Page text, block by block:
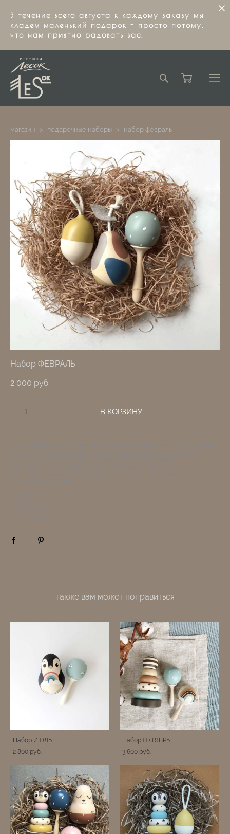
В течение всего августа к каждому заказу мы
кладем маленький подарок - просто потому,
что нам приятно радовать вас.
магазин > подарочные наборы > набор февраль
Набор ФЕВРАЛЬ
2 000 pуб.
В КОРЗИНУ
также вам может понравиться
Набор ИЮЛЬ
2 800 pуб.
Набор ОКТЯБРЬ
3 600 pуб.